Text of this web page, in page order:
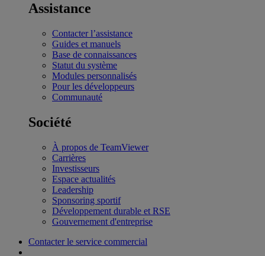
Assistance
Contacter l’assistance
Guides et manuels
Base de connaissances
Statut du système
Modules personnalisés
Pour les développeurs
Communauté
Société
À propos de TeamViewer
Carrières
Investisseurs
Espace actualités
Leadership
Sponsoring sportif
Développement durable et RSE
Gouvernement d'entreprise
Contacter le service commercial